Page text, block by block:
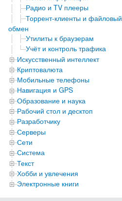
Радио и TV плееры
Торрент-клиенты и файловый
обмен
Утилиты к браузерам
Учёт и контроль трафика
Искусственный интеллект
Криптовалюта
Мобильные телефоны
Навигация и GPS
Образование и наука
Рабочий стол и десктоп
Разработчику
Серверы
Сети
Система
Текст
Хобби и увлечения
Электронные книги